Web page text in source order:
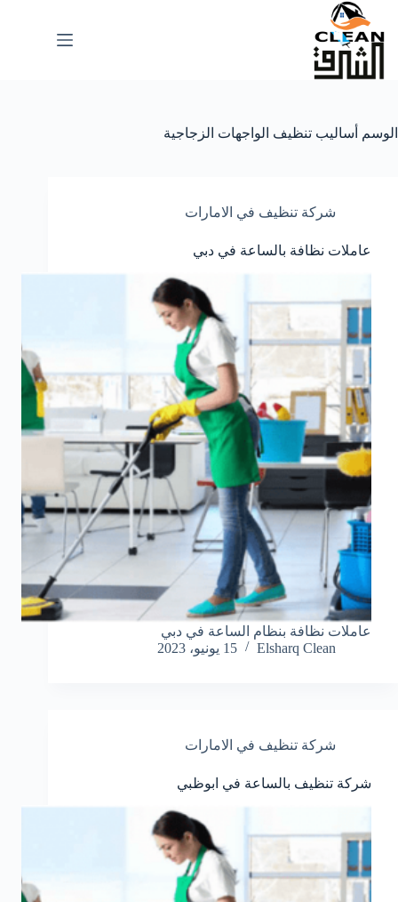
التجاوز
المحتوى
الوسم أساليب تنظيف الواجهات الزجاجية
شركة تنظيف في الامارات
عاملات نظافة بالساعة في دبي
عاملات نظافة بنظام الساعة في دبي
Elsharq Clean
15 يونيو، 2023
شركة تنظيف في الامارات
شركة تنظيف بالساعة في ابوظبي